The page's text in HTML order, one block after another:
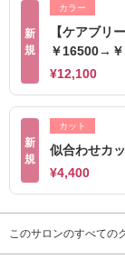
新
規
カラー
【ケアブリ
￥16500→
¥12,100
新
規
カット
似合わせカ
¥4,400
このサロンのすべての